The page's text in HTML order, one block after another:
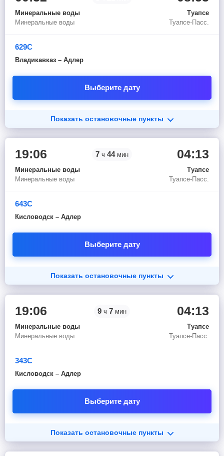
Минеральные воды
Минеральные воды
Туапсе
Туапсе-Пасс.
629С
Владикавказ – Адлер
Выберите дату
Показать остановочные пункты
19:06
Минеральные воды
Минеральные воды
7 ч 44 мин 04:13
Туапсе
Туапсе-Пасс.
643С
Кисловодск – Адлер
Выберите дату
Показать остановочные пункты
19:06
Минеральные воды
Минеральные воды
9 ч 7 мин 04:13
Туапсе
Туапсе-Пасс.
343С
Кисловодск – Адлер
Выберите дату
Показать остановочные пункты